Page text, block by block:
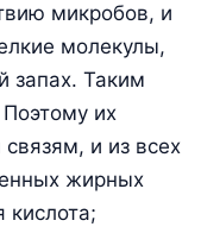
микробов, и
молекулы,
запах. Таким
их
и из всех
жирных
кислота;